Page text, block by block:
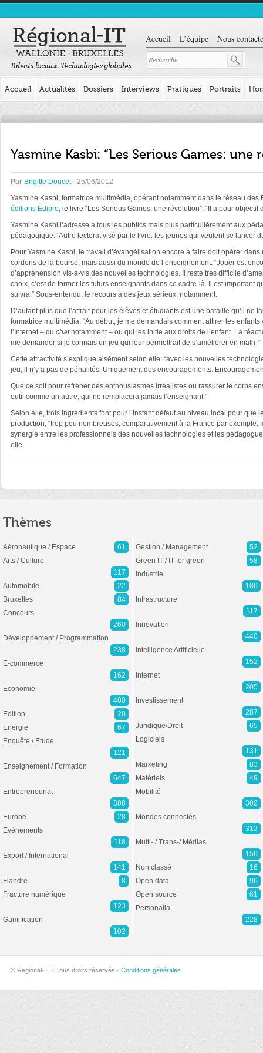
Accueil L’équipe Nous
Accueil Actualités Dossiers Interviews Pratiques Portraits
Yasmine Kasbi: “Les Serious Games: une
Par Brigitte Doucet· 25/06/2012
Yasmine Kasbi, formatrice multimédia, opérant notamment dans le réseau
éditions Edipro, le livre “Les Serious Games: une révolution”. “Il a pour
Yasmine Kasbi l’adresse à tous les publics mais plus particulièrement aux
pédagogique.” Autre lectorat visé par le livre: les jeunes qui veulent se lancer
Pour Yasmine Kasbi, le travail d’évangélisation encore à faire doit opérer
cordons de la bourse, mais aussi du monde de l’enseignement. “Jouer est
d’appréhension vis-à-vis des nouvelles technologies. Il reste très difficile
choix, c’est de former les futurs enseignants dans ce cadre-là. Il est
suivra.” Sous-entendu, le recours à des jeux sérieux, notamment.
D’autant plus que l’attrait pour les élèves et étudiants est une bataille qu’il ne
formatrice multimédia. “Au début, je me demandais comment attirer les
l’Internet – du chatnotamment – ou qui les initie aux droits de l’enfant. La
me demander si je connais un jeu qui leur permettrait de s’améliorer en math !”
Cette attractivité s’explique aisément selon elle: “avec les nouvelles
jeu, il n’y a pas de pénalités. Uniquement des encouragements.
Que ce soit pour réfréner des enthousiasmes irréalistes ou rassurer le corps
outil comme un autre, qui ne remplacera jamais l’enseignant.”
Selon elle, trois ingrédients font pour l’instant défaut au niveau local pour
production, “trop peu nombreuses, comparativement à la France par
synergie entre les professionnels des nouvelles technologies et les
elle.
Thèmes
Aéronautique / Espace
61
Arts / Culture
117
Automobile
22
Bruxelles
84
Concours
260
Développement / Programmation
238
E-commerce
162
Economie
480
Edition
20
Energie
67
Enquête / Etude
121
Enseignement / Formation
647
Entrepreneuriat
388
Europe
28
Evénements
118
Export / International
141
Flandre
8
Fracture numérique
123
Gamification
102
Gestion / Management
52
Green IT / IT for green
58
Industrie
186
Infrastructure
117
Innovation
440
Intelligence Artificielle
152
Internet
205
Investissement
287
Juridique/Droit
65
Logiciels
131
Marketing
83
Matériels
49
Mobilité
302
Mondes connectés
312
Multi- / Trans-/ Médias
156
Non classé
16
Open data
96
Open source
61
Personalia
228
© Regional-IT · Tous droits réservés · Conditions générales